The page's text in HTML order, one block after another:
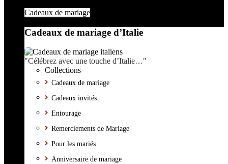
Cadeaux de mariage
Cadeaux de mariage d’Italie
"Célébrez avec une touche d’Italie…"
Collections
Cadeaux de mariage
Cadeaux invités
Entourage
Remerciements de Mariage
Pour les mariés
Anniversaire de mariage